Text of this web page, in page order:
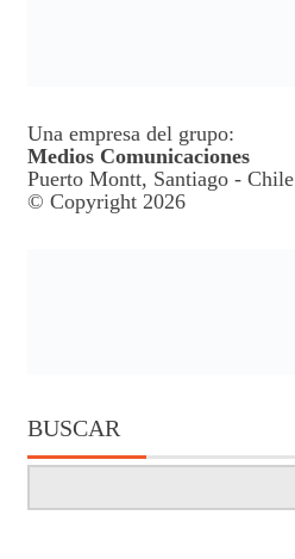
Una empresa del grupo:
Medios Comunicaciones
Puerto Montt, Santiago - Chile
© Copyright 2026
BUSCAR